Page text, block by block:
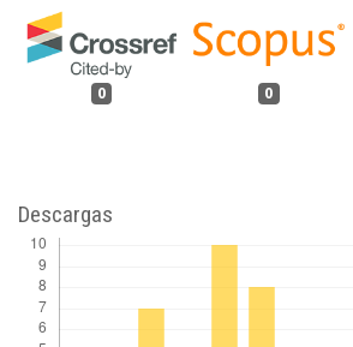
0 0
Descargas